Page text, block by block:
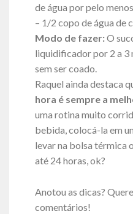
de água por pelo
– 1/2 copo de água de
Modo de fazer:O
liquidificador por 2 a 3
sem ser coado.
Raquel ainda destaca
hora é sempre a
uma rotina muito
bebida, colocá-la em
levar na bolsa térmica
até 24 horas, ok?
Anotou as dicas?
comentários!